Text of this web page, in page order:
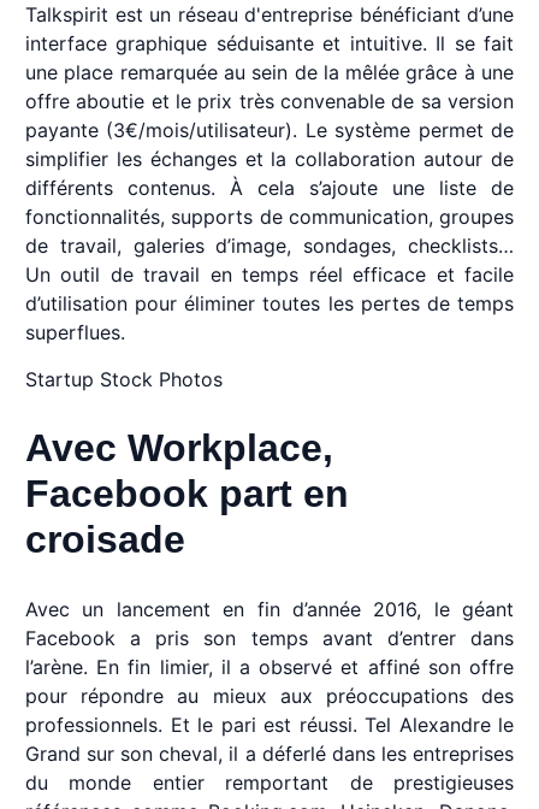
Talkspirit est un réseau d'entreprise bénéficiant d’une
interface graphique séduisante et intuitive. Il se fait
une place remarquée au sein de la mêlée grâce à une
offre aboutie et le prix très convenable de sa version
payante (3€/mois/utilisateur). Le système permet de
simplifier les échanges et la collaboration autour de
différents contenus. À cela s’ajoute une liste de
fonctionnalités, supports de communication, groupes
de travail, galeries d’image, sondages, checklists…
Un outil de travail en temps réel efficace et facile
d’utilisation pour éliminer toutes les pertes de temps
superflues.
Startup Stock Photos
Avec Workplace,
Facebook part en
croisade
Avec un lancement en fin d’année 2016, le géant
Facebook a pris son temps avant d’entrer dans
l’arène. En fin limier, il a observé et affiné son offre
pour répondre au mieux aux préoccupations des
professionnels. Et le pari est réussi. Tel Alexandre le
Grand sur son cheval, il a déferlé dans les entreprises
du monde entier remportant de prestigieuses